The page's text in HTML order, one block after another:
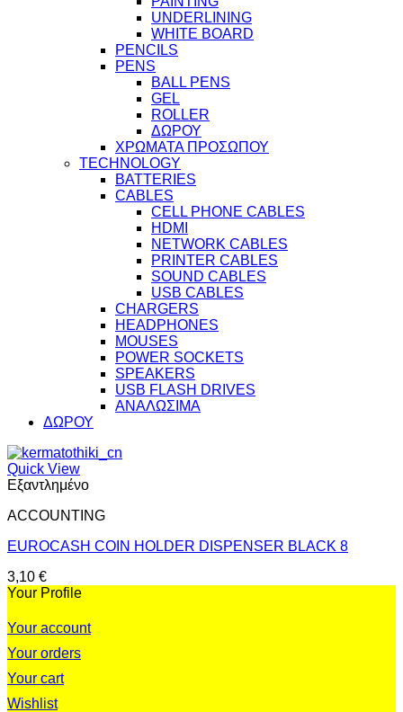
UNDERLINING
WHITE BOARD
PENCILS
PENS
BALL PENS
GEL
ROLLER
ΔΩΡΟΥ
ΧΡΩΜΑΤΑ ΠΡΟΣΩΠΟΥ
TECHNOLOGY
BATTERIES
CABLES
CELL PHONE CABLES
HDMI
NETWORK CABLES
PRINTER CABLES
SOUND CABLES
USB CABLES
CHARGERS
HEADPHONES
MOUSES
POWER SOCKETS
SPEAKERS
USB FLASH DRIVES
ΑΝΑΛΩΣΙΜΑ
ΔΩΡΟΥ
Quick View
Εξαντλημένο
ACCOUNTING
EUROCASH COIN HOLDER DISPENSER BLACK 8
3,10 €
Your Profile
Your account
Your orders
Your cart
Wishlist